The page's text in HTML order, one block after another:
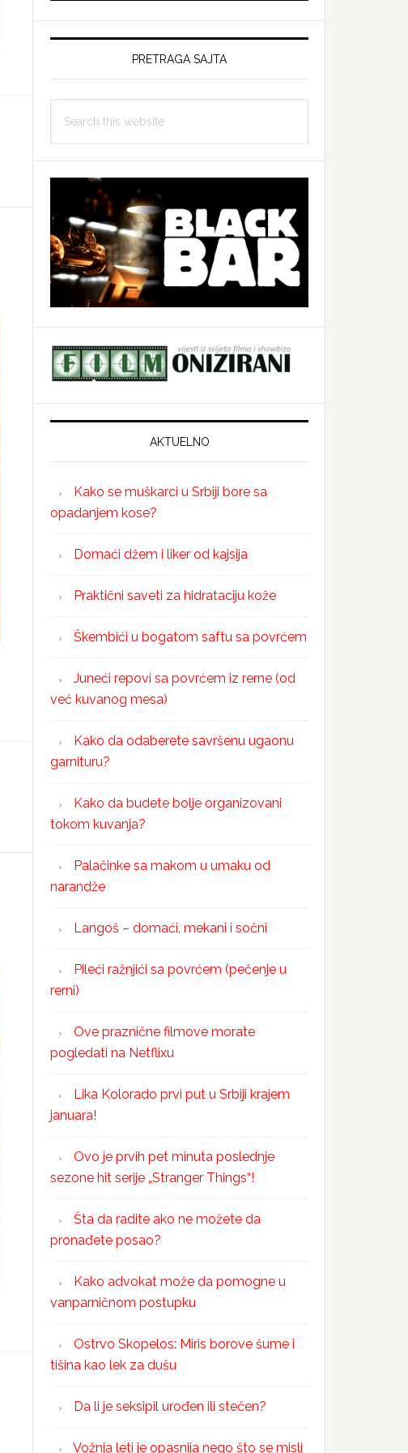
PRETRAGA SAJTA
this
AKTUELNO
Kako se muškarci u Srbiji bore sa
opadanjem kose?
Domaći džem i liker od kajsija
Praktični saveti za hidrataciju kože
Škembići u bogatom saftu sa povrćem
Juneći repovi sa povrćem iz rerne (od
već kuvanog mesa)
Kako da odaberete savršenu ugaonu
garnituru?
Kako da budete bolje organizovani
tokom kuvanja?
Palačinke sa makom u umaku od
narandže
Langoš – domaći, mekani i sočni
Pileći ražnjići sa povrćem (pečenje u
rerni)
Ove praznične filmove morate
pogledati na Netflixu
Lika Kolorado prvi put u Srbiji krajem
januara!
Ovo je prvih pet minuta poslednje
sezone hit serije „Stranger Things“!
Šta da radite ako ne možete da
pronađete posao?
Kako advokat može da pomogne u
vanparničnom postupku
Ostrvo Skopelos: Miris borove šume i
tišina kao lek za dušu
Da li je seksipil urođen ili stečen?
Vožnja leti je opasnija nego što se misli